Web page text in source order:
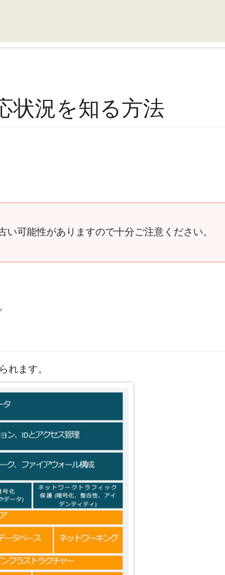
状況を知る方法
可能性がありますので十分ご注意ください。
れます。